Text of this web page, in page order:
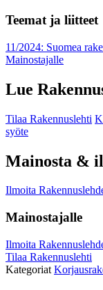
Teemat ja liitteet
11/2024: Suomea
Mainostajalle
Lue
Tilaa Rakennuslehti
syöte
Mainosta &
Ilmoita
Mainostajalle
Ilmoita
Tilaa Rakennuslehti
Kategoriat